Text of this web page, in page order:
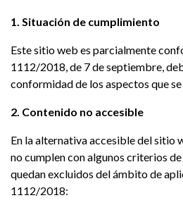
1. Situación de cumplimiento
Este sitio web es parcialmente
1112/2018, de 7 de septiembre,
conformidad de los aspectos que
2. Contenido no accesible
En la alternativa accesible del sitio
no cumplen con algunos criterios
quedan excluidos del ámbito de
1112/2018: